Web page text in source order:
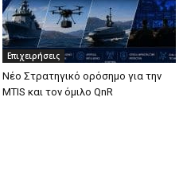
Επιχειρήσεις
Νέο Στρατηγικό ορόσημο για την
MTIS και τον όμιλο QnR